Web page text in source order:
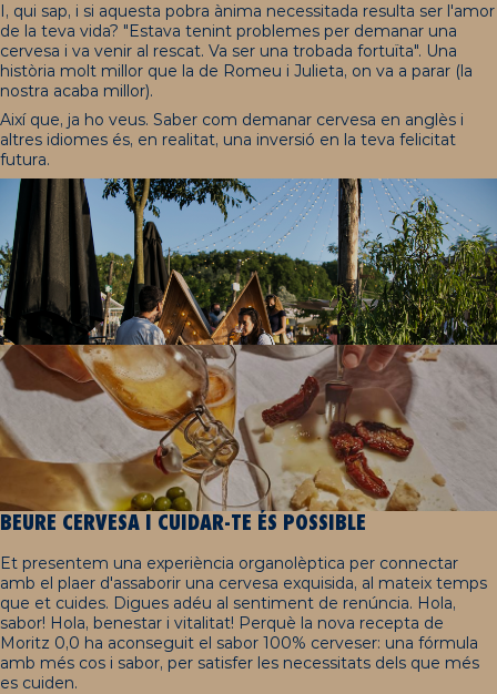
I, qui sap, i si aquesta pobra ànima necessitada resulta ser l'amor
de la teva vida? "Estava tenint problemes per demanar una
cervesa i va venir al rescat. Va ser una trobada fortuïta". Una
història molt millor que la de Romeu i Julieta, on va a parar (la
nostra acaba millor).
Així que, ja ho veus. Saber com demanar cervesa en anglès i
altres idiomes és, en realitat, una inversió en la teva felicitat
futura.
BEURE CERVESA I CUIDAR-TE ÉS POSSIBLE
Et presentem una experiència organolèptica per connectar
amb el plaer d'assaborir una cervesa exquisida, al mateix temps
que et cuides. Digues adéu al sentiment de renúncia. Hola,
sabor! Hola, benestar i vitalitat! Perquè la nova recepta de
Moritz 0,0 ha aconseguit el sabor 100% cerveser: una fórmula
amb més cos i sabor, per satisfer les necessitats dels que més
es cuiden.